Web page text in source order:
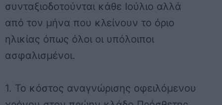
συνταξιοδοτούνται κάθε Ιούλιο αλλά
από τον μήνα που κλείνουν το όριο
ηλικίας όπως όλοι οι υπόλοιποι
ασφαλισμένοι.
1. Το κόστος αναγνώρισης οφειλόμενου